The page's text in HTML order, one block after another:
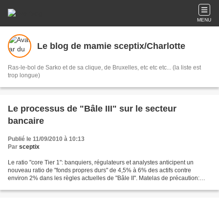
MENU
Le blog de mamie sceptix/Charlotte
Ras-le-bol de Sarko et de sa clique, de Bruxelles, etc etc etc... (la liste est
trop longue)
Le processus de "Bâle III" sur le secteur
bancaire
Publié le 11/09/2010 à 10:13
Par sceptix
Le ratio "core Tier 1": banquiers, régulateurs et analystes anticipent un
nouveau ratio de "fonds propres durs" de 4,5% à 6% des actifs contre
environ 2% dans les règles actuelles de "Bâle II". Matelas de précaution: